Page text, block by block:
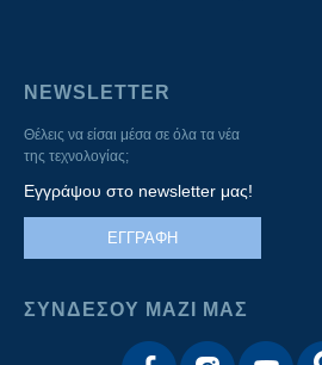
NEWSLETTER
Θέλεις να είσαι μέσα σε όλα τα νέα
της τεχνολογίας;
Εγγράψου στο newsletter μας!
ΕΓΓΡΑΦΗ
ΣΥΝΔΕΣΟΥ ΜΑΖΙ ΜΑΣ